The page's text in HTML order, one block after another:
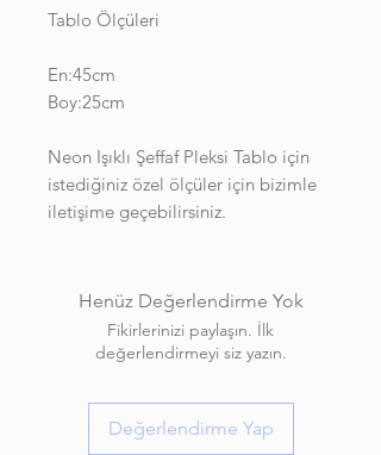
Tablo Ölçüleri
En:45cm
Boy:25cm
Neon Işıklı Şeffaf Pleksi Tablo için
istediğiniz özel ölçüler için bizimle
iletişime geçebilirsiniz.
Henüz Değerlendirme Yok
Fikirlerinizi paylaşın. İlk
değerlendirmeyi siz yazın.
Değerlendirme Yap